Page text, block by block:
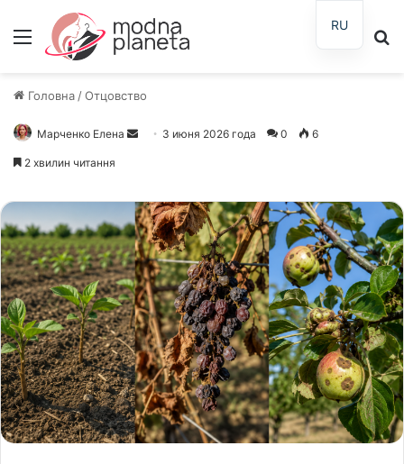
Меню
Головна /Отцовство
Марченко Елена
Отправить
3 июня 2026 года 0 6
2 хвилин читання
RU